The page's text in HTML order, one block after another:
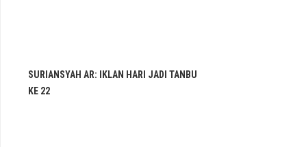
SURIANSYAH AR: IKLAN HARI JADI TANBU
KE 22